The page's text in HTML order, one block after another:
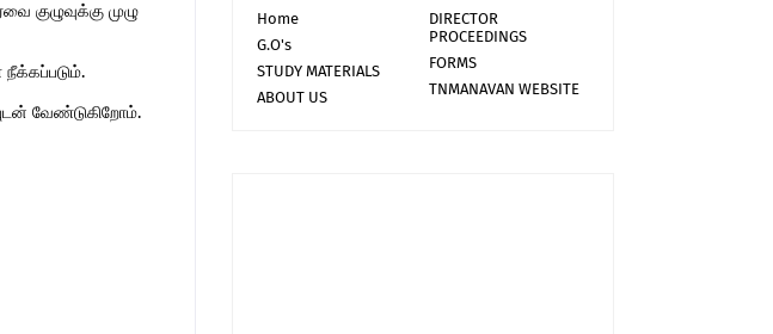
முழு
வேண்டுகிறோம்.
Home
DIRECTOR
PROCEEDINGS
G.O's
FORMS
STUDY MATERIALS
TNMANAVAN WEBSITE
ABOUT US